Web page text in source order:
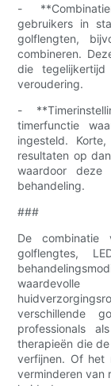
-
gebruikers in
golflengten,
combineren.
die
veroudering.
-
timerfunctie
ingesteld.
resultaten op
waardoor
behandeling.
###
De combinatie
golflengtes,
verschillende
professionals
therapieën die
verfijnen. Of het
verminderen van